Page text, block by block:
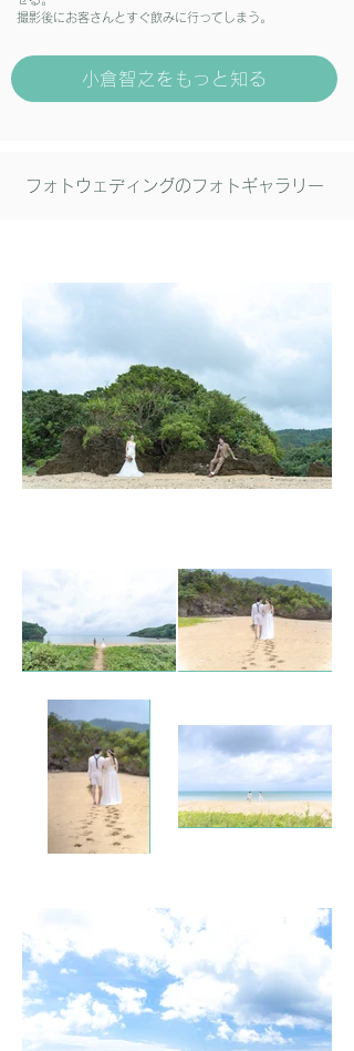
撮影後にお客さんとすぐ飲みに行ってしまう。
小倉智之をもっと知る
フォトウェディングのフォトギャラリー